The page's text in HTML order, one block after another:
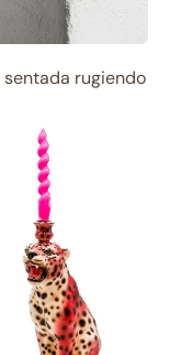
sentada rugiendo